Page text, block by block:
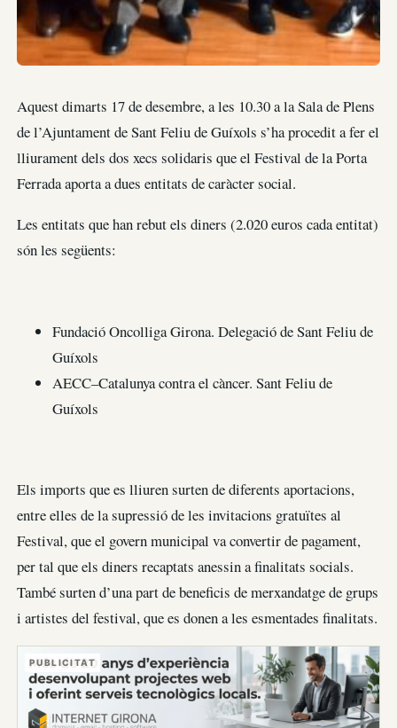
Aquest dimarts 17 de desembre, a les 10.30 a la Sala de Plens
de l’Ajuntament de Sant Feliu de Guíxols s’ha procedit a fer el
lliurament dels dos xecs solidaris que el Festival de la Porta
Ferrada aporta a dues entitats de caràcter social.
Les entitats que han rebut els diners (2.020 euros cada entitat)
són les següents:
Fundació Oncolliga Girona. Delegació de Sant Feliu de
Guíxols
AECC–Catalunya contra el càncer. Sant Feliu de
Guíxols
Els imports que es lliuren surten de diferents aportacions,
entre elles de la supressió de les invitacions gratuïtes al
Festival, que el govern municipal va convertir de pagament,
per tal que els diners recaptats anessin a finalitats socials.
També surten d’una part de beneficis de merxandatge de grups
i artistes del festival, que es donen a les esmentades finalitats.
PUBLICITAT